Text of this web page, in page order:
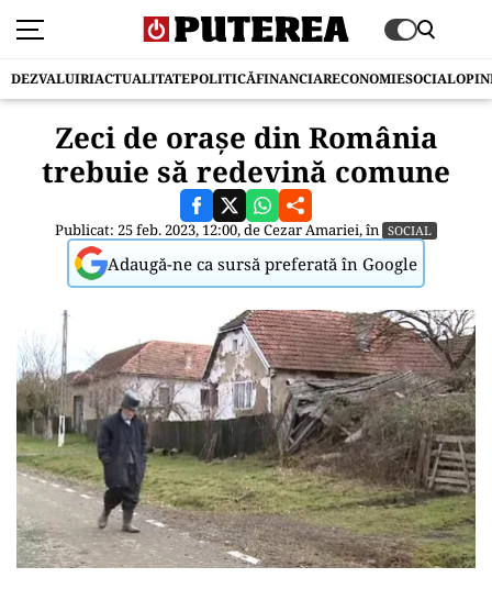
DEZVALUIRIACTUALITATEPOLITICĂFINANCIARECONOMIESOCIAL
Zeci de orașe din România
trebuie să redevină comune
Publicat: 25 feb. 2023, 12:00, deCezar Amariei, în SOCIAL
Adaugă-ne ca sursă preferată în Google